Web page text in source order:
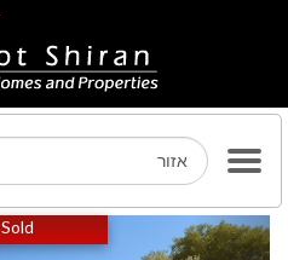
Sold Next